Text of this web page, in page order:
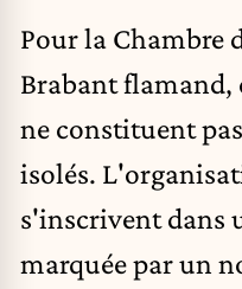
Pour la Chambre
Brabant flamand,
ne constituent
isolés.
s'inscrivent dans
marquée par un